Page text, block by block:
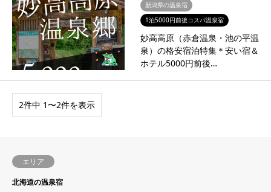
新潟県の温泉宿
1泊5000円前後コスパ温泉宿
妙高高原（赤倉温泉・池の平温
泉）の格安宿泊特集＊安い宿＆
ホテル5000円前後…
2件中 1〜2件を表示
エリア
北海道の温泉宿